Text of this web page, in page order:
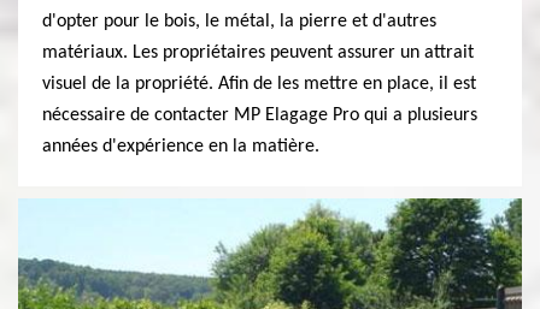
d'opter pour le bois, le métal, la pierre et d'autres
matériaux. Les propriétaires peuvent assurer un attrait
visuel de la propriété. Afin de les mettre en place, il est
nécessaire de contacter MP Elagage Pro qui a plusieurs
années d'expérience en la matière.